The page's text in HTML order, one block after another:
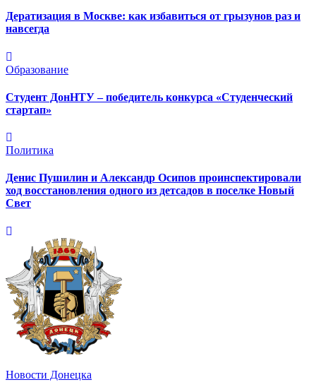
Дератизация в Москве: как избавиться от грызунов раз и
навсегда
Образование
Студент ДонНТУ – победитель конкурса «Студенческий
стартап»
Политика
Денис Пушилин и Александр Осипов проинспектировали
ход восстановления одного из детсадов в поселке Новый
Свет
Новости Донецка